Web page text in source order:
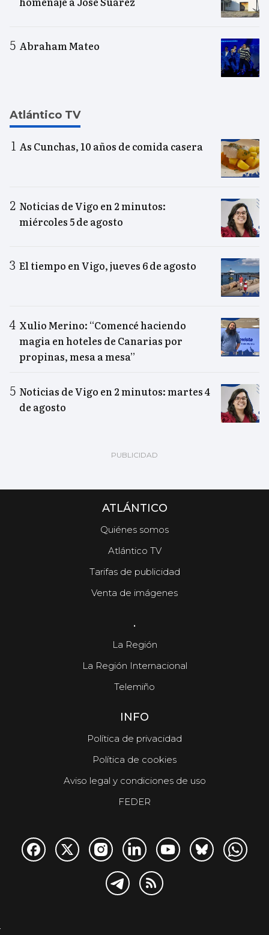
Abraham Mateo
Atlántico TV
As Cunchas, 10 años de comida casera
Noticias de Vigo en 2 minutos:
miércoles 5 de agosto
El tiempo en Vigo, jueves 6 de agosto
Xulio Merino: “Comencé haciendo
magia en hoteles de Canarias por
propinas, mesa a mesa”
Noticias de Vigo en 2 minutos: martes 4
de agosto
ATLÁNTICO
Quiénes somos
Atlántico TV
Tarifas de publicidad
Venta de imágenes
.
La Región
La Región Internacional
Telemiño
INFO
Política de privacidad
Política de cookies
Aviso legal y condiciones de uso
FEDER